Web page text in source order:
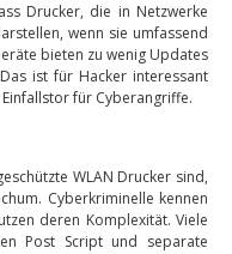
Drucker, die in Netzwerke
wenn sie umfassend
bieten zu wenig Updates
ist für Hacker interessant
für Cyberangriffe.
WLAN Drucker sind,
Cyberkriminelle kennen
deren Komplexität. Viele
Post Script und separate